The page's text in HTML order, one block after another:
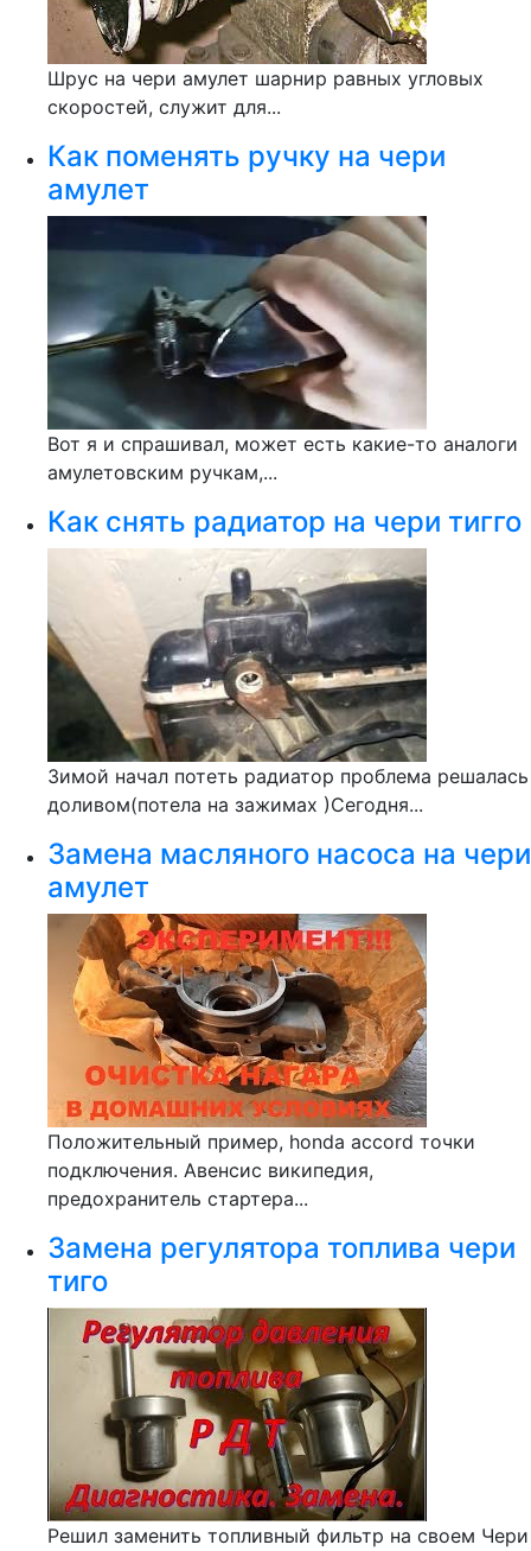
Шрус на чери амулет шарнир равных угловых
скоростей, служит для...
Как поменять ручку на чери
амулет
Вот я и спрашивал, может есть какие-то аналоги
амулетовским ручкам,...
Как снять радиатор на чери тигго
Зимой начал потеть радиатор проблема решалась
доливом(потела на зажимах )Сегодня...
Замена масляного насоса на чери
амулет
Положительный пример, honda accord точки
подключения. Авенсис википедия,
предохранитель стартера...
Замена регулятора топлива чери
тиго
Решил заменить топливный фильтр на своем Чери